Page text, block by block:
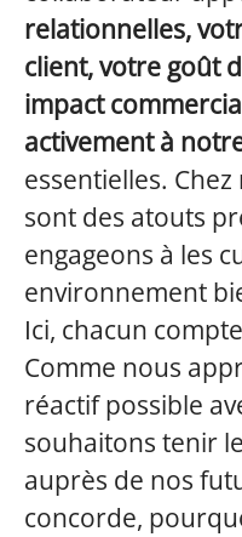
relationnelles,
client, votre goût
impact
activement à
essentielles.
sont des atouts
engageons à les
environnement
Ici, chacun
Comme nous
réactif possible
souhaitons tenir
auprès de nos
concorde,